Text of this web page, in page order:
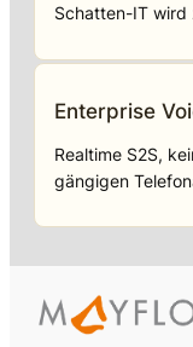
Schatten-IT wird
Enterprise
Realtime S2S,
gängigen